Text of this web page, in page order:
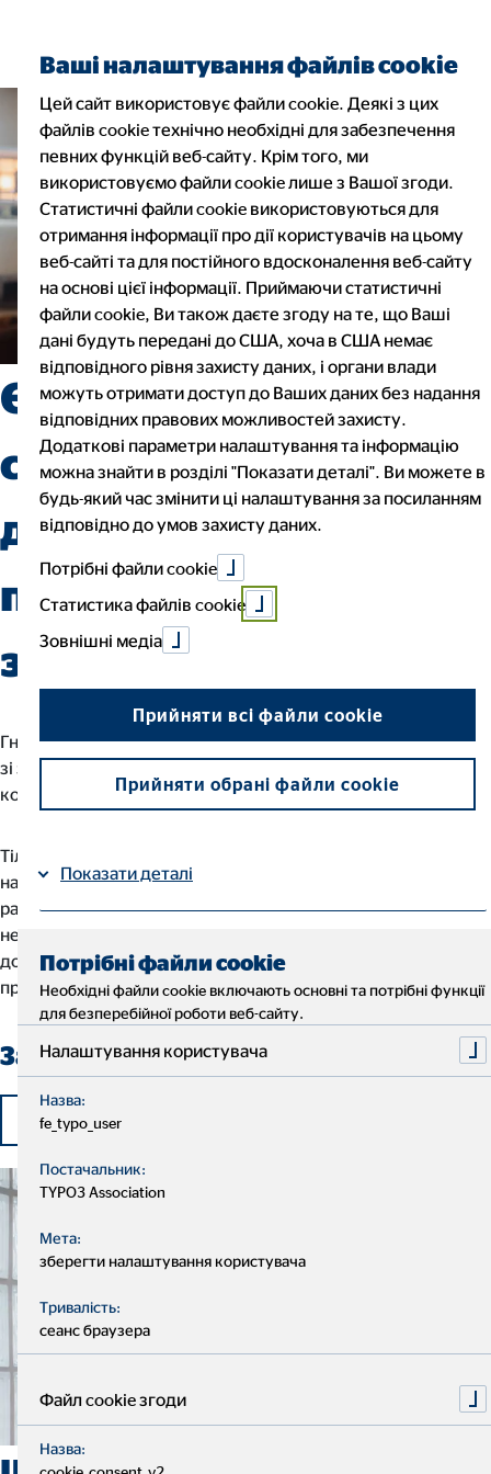
Є бажання змінити
свою професійну
діяльність? Тоді
почніть свою кар’єру
з нами!
Гнучкість, свобода самовизначення та виконання завдання
зі значенням та метою - ось що робить роботу фінансового
консультанта ОВБ такою особливою.
Тільки Ви вирішуєте, яким буде Ваш особистий прогрес з
нами. Одноманітна щоденна рутина вже не приносить
радості, і Ви ловите себе на думці, що хочете бути більш
незалежним та працювати з компетентними та
доброзичливими колегами? Тоді Вам до нас! Почніть
працювати як фінансовий консультант OVB!
Заповнити анкету для найму
Ваші налаштування файлів cookie
Цей сайт використовує файли cookie. Деякі з цих
файлів cookie технічно необхідні для забезпечення
певних функцій веб-сайту. Крім того, ми
використовуємо файли cookie лише з Вашої згоди.
Статистичні файли cookie використовуються для
отримання інформації про дії користувачів на цьому
веб-сайті та для постійного вдосконалення веб-сайту
на основі цієї інформації. Приймаючи статистичні
файли cookie, Ви також даєте згоду на те, що Ваші
дані будуть передані до США, хоча в США немає
відповідного рівня захисту даних, і органи влади
можуть отримати доступ до Ваших даних без надання
відповідних правових можливостей захисту.
Додаткові параметри налаштування та інформацію
можна знайти в розділі "Показати деталі". Ви можете в
будь-який час змінити ці налаштування за посиланням
відповідно до умов захисту даних.
Потрібні файли cookie
Статистика файлів cookie
Зовнішні медіа
Прийняти всі файли cookie
Прийняти обрані файли cookie
Показати деталі
Потрібні файли cookie
Необхідні файли cookie включають основні та потрібні функції
для безперебійної роботи веб-сайту.
Налаштування користувача
Назва:
fe_typo_user
Постачальник:
TYPO3 Association
Мета:
зберегти налаштування користувача
Тривалість:
сеанс браузера
Файл cookie згоди
Назва: